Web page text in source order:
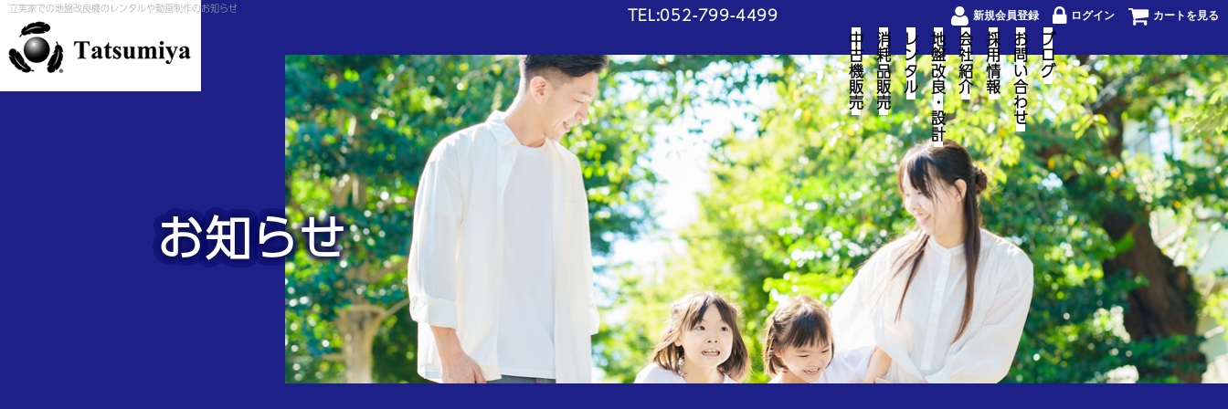
立実家での地盤改良機のレンタルや動画制作のお知らせ
中古機販売消耗品販売レンタル地盤改良・設計会社紹介採用情報お問い合わせブログ
TEL:052-799-4499 新規会員登録 ログイン カートを見る
お知らせ